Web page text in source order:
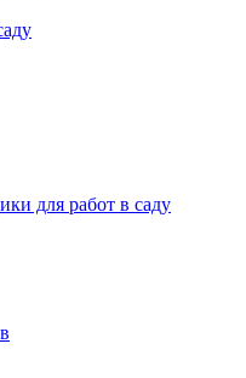
для работ в саду